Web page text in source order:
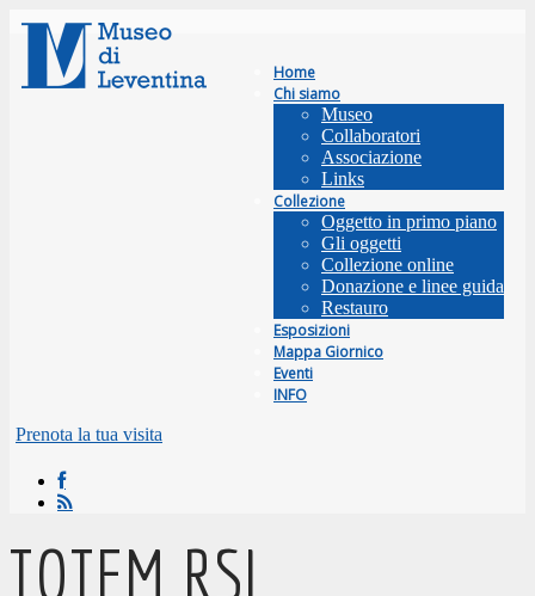
Home
Chi siamo
Museo
Collaboratori
Associazione
Links
Collezione
Oggetto in primo piano
Gli oggetti
Collezione online
Donazione e linee guida
Restauro
Esposizioni
Mappa Giornico
Eventi
INFO
Prenota la tua visita
TOTEM RSI